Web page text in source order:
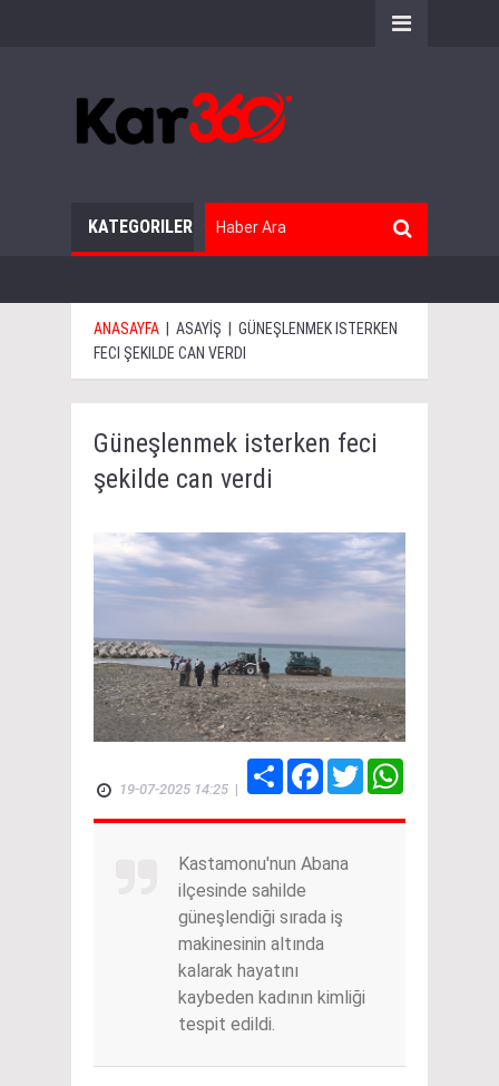
KATEGORILER
ANASAYFA | ASAYİŞ | GÜNEŞLENMEK ISTERKEN
FECI ŞEKILDE CAN VERDI
Güneşlenmek isterken feci
şekilde can verdi
19-07-2025 14:25 |
Share FacebookTwitter
Kastamonu'nun Abana
ilçesinde sahilde
güneşlendiği sırada iş
makinesinin altında
kalarak hayatını
kaybeden kadının kimliği
tespit edildi.